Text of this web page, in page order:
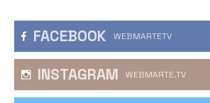
FACEBOOK WEBMARTETV
INSTAGRAM WEBMARTE.TV